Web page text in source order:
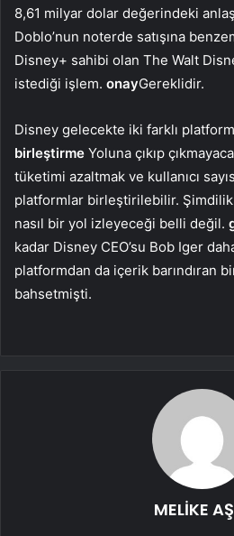
8,61 milyar dolar değerindeki
Doblo’nun noterde satışına
Disney+ sahibi olan The Walt
istediği işlem. onayGereklidir.
Disney gelecekte iki farklı
birleştirme Yoluna çıkıp
tüketimi azaltmak ve kullanıcı
platformlar birleştirilebilir. Şimdilik
nasıl bir yol izleyeceği belli değil.
kadar Disney CEO’su Bob Iger
platformdan da içerik barındıran
bahsetmişti.
MELİKE